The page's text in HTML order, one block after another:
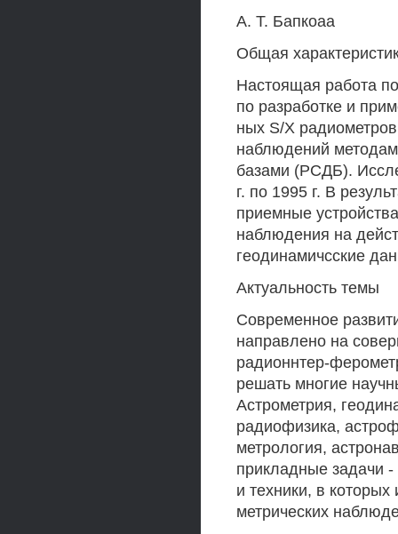
А. Т. Бапкоаа
Общая
Настоящая работа
по разработке и
ных S/X
наблюдений
базами (РСДБ).
г. по 1995 г. В
приемные
наблюдения на
геодинамичсские
Актуальность темы
Современное
направлено на
радионнтер-
решать многие
Астрометрия,
радиофизика,
метрология,
прикладные задачи
и техники, в
метрических